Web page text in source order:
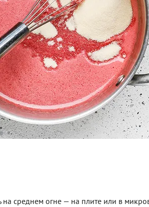
на среднем огне — на плите или в